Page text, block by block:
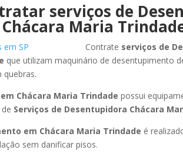
serviços de
Chácara Maria
Contrate serviços de
que utilizam maquinário de desentupimento
quebras.
Chácara Maria Trindade possui
Serviços de Desentupidora Chácara
em Chácara Maria Trindade é
sem danificar pisos.